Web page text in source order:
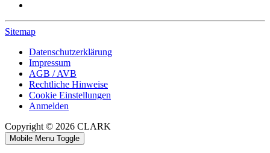
Sitemap
Datenschutzerklärung
Impressum
AGB / AVB
Rechtliche Hinweise
Cookie Einstellungen
Anmelden
Copyright © 2026 CLARK
Mobile Menu Toggle